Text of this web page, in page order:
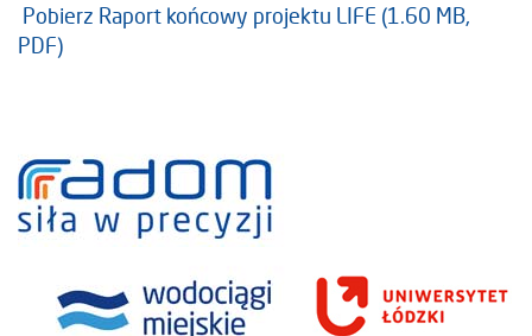
Pobierz Raport końcowy projektu LIFE (1.60 MB,
PDF)